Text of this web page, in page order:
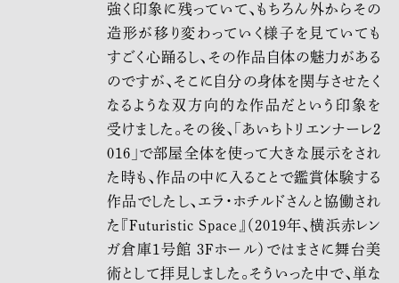
強く印象に残っていて、もちろん外からその
造形が移り変わっていく様子を見ていても
すごく心踊るし、その作品自体の魅力がある
のですが、そこに自分の身体を関与させたく
なるような双方向的な作品だという印象を
受けました。その後、「あいちトリエンナーレ2
016」で部屋全体を使って大きな展示をされ
た時も、作品の中に入ることで鑑賞体験する
作品でしたし、エラ・ホチルドさんと協働され
た『Futuristic Space』（2019年、横浜赤レン
ガ倉庫1号館 3Fホール）ではまさに舞台美
術として拝見しました。そういった中で、単な